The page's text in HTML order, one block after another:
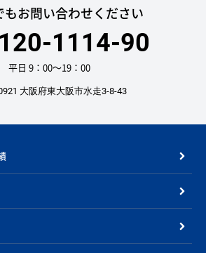
もお問い合わせください
1114-90
平日 9：00〜19：00
大阪府東大阪市水走3-8-43